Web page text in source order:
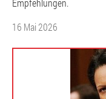
Empfehlungen.
16 Mai 2026